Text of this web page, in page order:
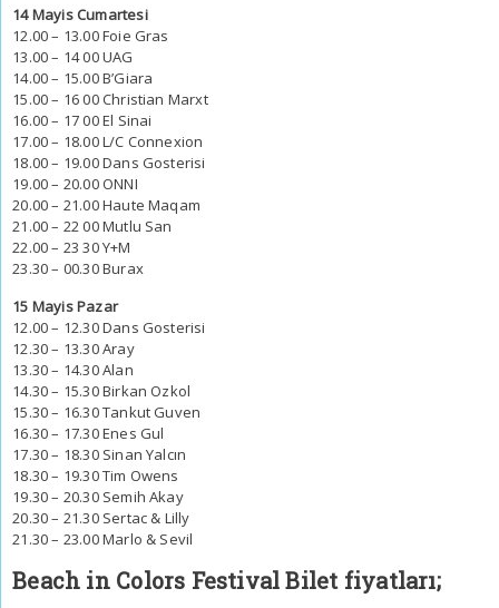
14 Mayis Cumartesi
12.00 – 13.00 Foie Gras
13.00 – 14 00 UAG
14.00 – 15.00 B’Giara
15.00 – 16 00 Christian Marxt
16.00 – 17 00 El Sinai
17.00 – 18.00 L/C Connexion
18.00 – 19.00 Dans Gosterisi
19.00 – 20.00 ONNI
20.00 – 21.00 Haute Maqam
21.00 – 22 00 Mutlu San
22.00 – 23 30 Y+M
23.30 – 00.30 Burax
15 Mayis Pazar
12.00 – 12.30 Dans Gosterisi
12.30 – 13.30 Aray
13.30 – 14.30 Alan
14.30 – 15.30 Birkan Ozkol
15.30 – 16.30 Tankut Guven
16.30 – 17.30 Enes Gul
17.30 – 18.30 Sinan Yalcın
18.30 – 19.30 Tim Owens
19.30 – 20.30 Semih Akay
20.30 – 21.30 Sertac & Lilly
21.30 – 23.00 Marlo & Sevil
Beach in Colors Festival Bilet fiyatları;